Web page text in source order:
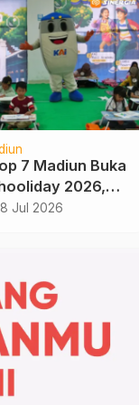
7 Madiun Buka
2026,
Edukasi dan
8 Jul 2026